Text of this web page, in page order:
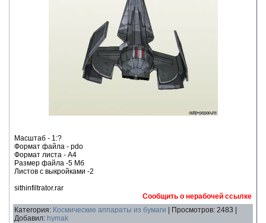
Масштаб - 1:?
Формат файла - pdo
Формат листа - А4
Размер файла -5 Мб
Листов с выкройками -2
sithinfiltrator.rar
Сообщить о нерабочей ссылке
Категория: Космические аппараты из бумаги | Просмотров: 2483 |
Добавил: hymak